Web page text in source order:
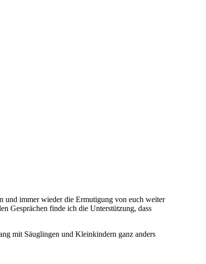
und immer wieder die Ermutigung von euch weiter
Gesprächen finde ich die Unterstützung, dass
mit Säuglingen und Kleinkindern ganz anders